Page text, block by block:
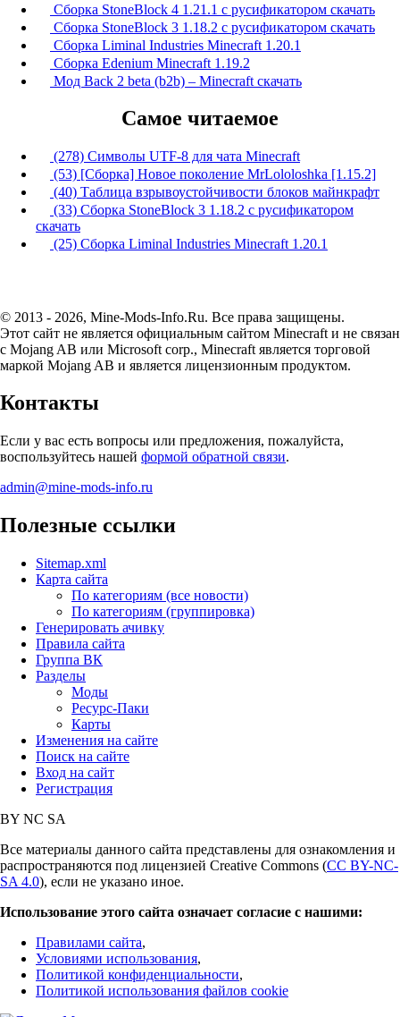
Сборка StoneBlock 4 1.21.1 с русификатором скачать
Сборка StoneBlock 3 1.18.2 с русификатором скачать
Сборка Liminal Industries Minecraft 1.20.1
Сборка Edenium Minecraft 1.19.2
Мод Back 2 beta (b2b) – Minecraft скачать
Самое читаемое
(278) Символы UTF-8 для чата Minecraft
(53) [Сборка] Новое поколение MrLololoshka [1.15.2]
(40) Таблица взрывоустойчивости блоков майнкрафт
(33) Сборка StoneBlock 3 1.18.2 с русификатором
скачать
(25) Сборка Liminal Industries Minecraft 1.20.1
© 2013 - 2026, Mine-Mods-Info.Ru. Все права защищены.
Этот сайт не является официальным сайтом Minecraft и не связан
с Mojang AB или Microsoft corp., Minecraft является торговой
маркой Mojang AB и является лицензионным продуктом.
Контакты
Если у вас есть вопросы или предложения, пожалуйста,
воспользуйтесь нашей формой обратной связи.
admin@mine-mods-info.ru
Полезные ссылки
Sitemap.xml
Карта сайта
По категориям (все новости)
По категориям (группировка)
Генерировать ачивку
Правила сайта
Группа ВК
Разделы
Моды
Ресурс-Паки
Карты
Изменения на сайте
Поиск на сайте
Вход на сайт
Регистрация
BY NC SA
Все материалы данного сайта представлены для ознакомления и
распространяются под лицензией Creative Commons (CC BY-NC-
SA 4.0), если не указано иное.
Использование этого сайта означает согласие с нашими:
Правилами сайта,
Условиями использования,
Политикой конфиденциальности,
Политикой использования файлов cookie